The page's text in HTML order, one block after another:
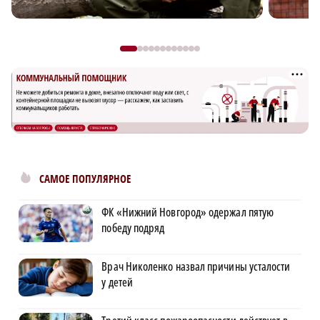
САМОЕ ПОПУЛЯРНОЕ
ФК «Нижний Новгород» одержал пятую
победу подряд
Врач Николенко назвал причины усталости
у детей